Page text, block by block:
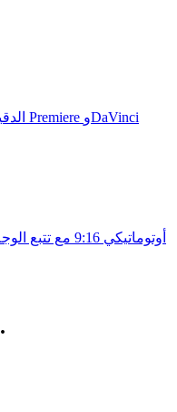
أوتوماتيكي
مبدعون محددون.